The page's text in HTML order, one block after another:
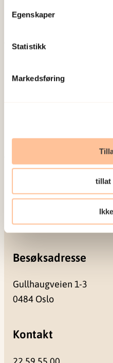
Egenskaper
Statistikk
Markedsføring
tillat
sosiale
stress kan medføre.
Ledige stillinger
0409 Oslo
Besøksadresse
Gullhaugveien 1-3
0484 Oslo
Kontakt